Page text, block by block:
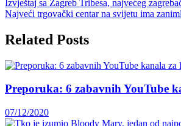
Izvještaj sa Zagreb Tribesa, najvećeg
Najveći trgovački centar na svijetu ima
Related Posts
Preporuka: 6 zabavnih YouTube
07/12/2020